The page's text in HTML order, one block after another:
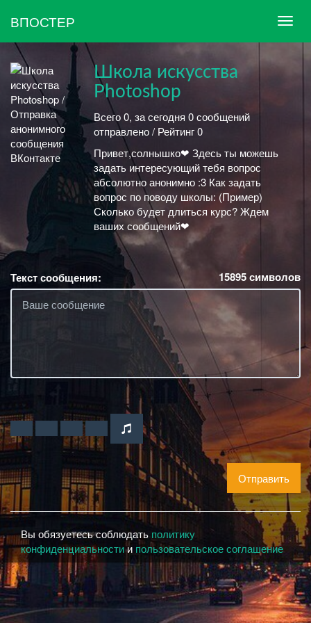
ВПОСТЕР
Школа искусства
Photoshop
Всего 0, за сегодня 0 сообщений
отправлено / Рейтинг 0
Привет,солнышко❤ Здесь ты можешь
задать интересующий тебя вопрос
абсолютно анонимно :3 Как задать
вопрос по поводу школы: (Пример)
Сколько будет длиться курс? Ждем
ваших сообщений❤
Текст сообщения: 15895символов
Отправить
Вы обязуетесь соблюдать политику
конфиденциальностии пользовательское соглашение